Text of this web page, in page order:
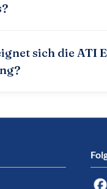
sich die ATI